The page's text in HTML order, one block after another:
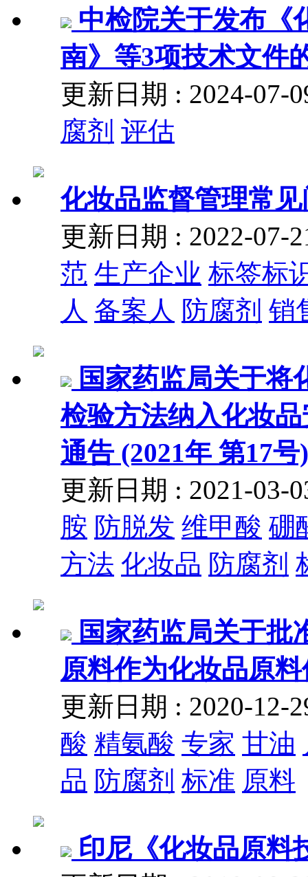
中检院关于发布《
南》等3项技术文件
更新日期 : 2024-07-
腐剂 评估
化妆品监督管理常
更新日期 : 2022-07-
范 生产企业 标签标
人 备案人 防腐剂 销
国家药监局关于将
检验方法纳入化妆
通告 (2021年 第17号)
更新日期 : 2021-03-
胺 防脱发 维甲酸 硼
方法 化妆品 防腐剂
国家药监局关于批
原料作为化妆品原
更新日期 : 2020-12-
酸 精氨酸 专家 甘油
品 防腐剂 标准 原料
印尼《化妆品原料